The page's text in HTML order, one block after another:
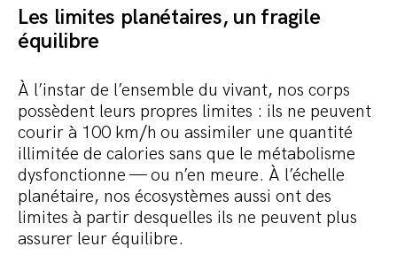
Les limites planétaires, un fragile
équilibre
À l’instar de l’ensemble du vivant, nos corps
possèdent leurs propres limites : ils ne peuvent
courir à 100 km/h ou assimiler une quantité
illimitée de calories sans que le métabolisme
dysfonctionne — ou n’en meure. À l’échelle
planétaire, nos écosystèmes aussi ont des
limites à partir desquelles ils ne peuvent plus
assurer leur équilibre.